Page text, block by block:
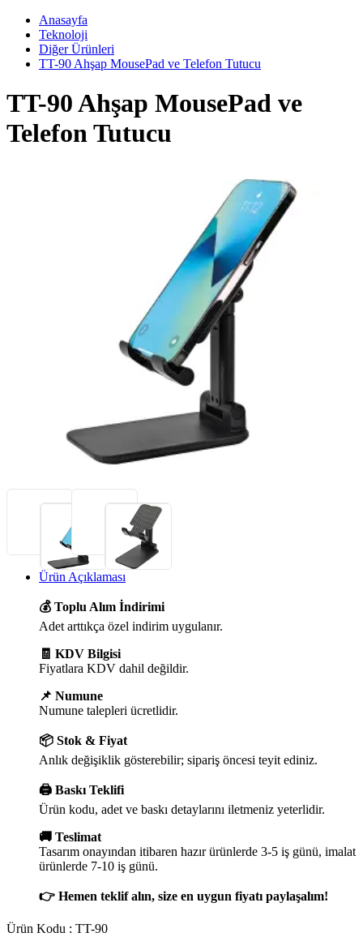
Anasayfa
Teknoloji
Diğer Ürünleri
TT-90 Ahşap MousePad ve Telefon Tutucu
TT-90 Ahşap MousePad ve
Telefon Tutucu
Ürün Açıklaması
💰 Toplu Alım İndirimi
Adet arttıkça özel indirim uygulanır.
🧾 KDV Bilgisi
Fiyatlara KDV dahil değildir.
📌 Numune
Numune talepleri ücretlidir.
📦 Stok & Fiyat
Anlık değişiklik gösterebilir; sipariş öncesi teyit ediniz.
🖨️ Baskı Teklifi
Ürün kodu, adet ve baskı detaylarını iletmeniz yeterlidir.
🚚 Teslimat
Tasarım onayından itibaren hazır ürünlerde 3-5 iş günü, imalat
ürünlerde 7-10 iş günü.
👉 Hemen teklif alın, size en uygun fiyatı paylaşalım!
Ürün Kodu : TT-90